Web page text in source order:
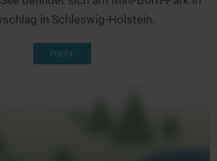
in Schleswig-Holstein.
mehr